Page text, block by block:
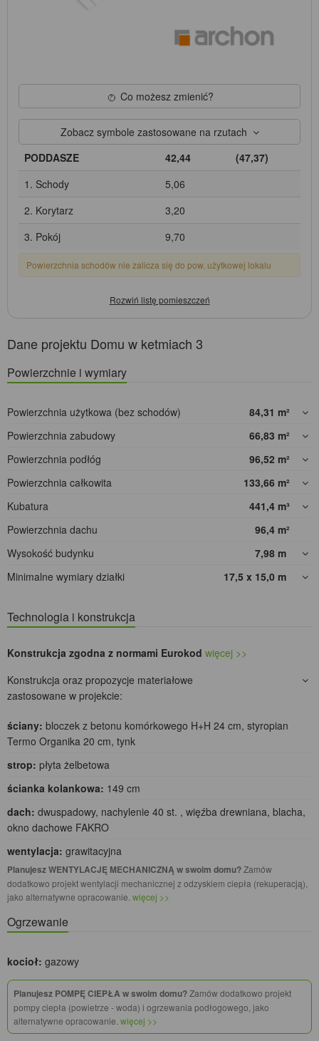
Co możesz zmienić?
Zobacz symbole zastosowane na rzutach
PODDASZE
42,44
(47,37)
1. Schody
5,06
2. Korytarz
3,20
3. Pokój
9,70
Powierzchnia schodów nie zalicza się do pow. użytkowej lokalu
Dane projektu Domu w ketmiach 3
Powierzchnie i wymiary
Powierzchnia użytkowa (bez schodów) 84,31 m²
Powierzchnia zabudowy
66,83 m²
Powierzchnia podłóg
96,52 m²
Powierzchnia całkowita
133,66 m²
Kubatura
441,4 m³
Powierzchnia dachu
96,4 m²
Wysokość budynku
7,98 m
Minimalne wymiary działki
17,5 x 15,0 m
Technologia i konstrukcja
Konstrukcja zgodna z normami Eurokod więcej >>
Konstrukcja oraz propozycje materiałowe
zastosowane w projekcie:
ściany: bloczek z betonu komórkowego H+H 24 cm, styropian
Termo Organika 20 cm, tynk
strop: płyta żelbetowa
ścianka kolankowa: 149 cm
dach: dwuspadowy, nachylenie 40 st. , więźba drewniana, blacha,
okno dachowe FAKRO
wentylacja: grawitacyjna
Planujesz WENTYLACJĘ MECHANICZNĄ w swoim domu?Zamów
dodatkowo projekt wentylacji mechanicznej z odzyskiem ciepła (rekuperacją),
jako alternatywne opracowanie. więcej >>
Ogrzewanie
kocioł: gazowy
Planujesz POMPĘ CIEPŁA w swoim domu?Zamów dodatkowo projekt
pompy ciepła (powietrze - woda) i ogrzewania podłogowego, jako
alternatywne opracowanie. więcej >>